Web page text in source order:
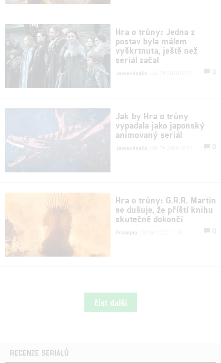
Hra o trůny: Jedna z
postav byla málem
vyškrtnuta, ještě než
seriál začal
JamesVsalix 0
Jak by Hra o trůny
vypadala jako japonský
animovaný seriál
JamesVsalix 0
Hra o trůny: G.R.R. Martin
se dušuje, že příští knihu
skutečně dokončí
Prokopio 0
číst další
RECENZE SERIÁLŮ